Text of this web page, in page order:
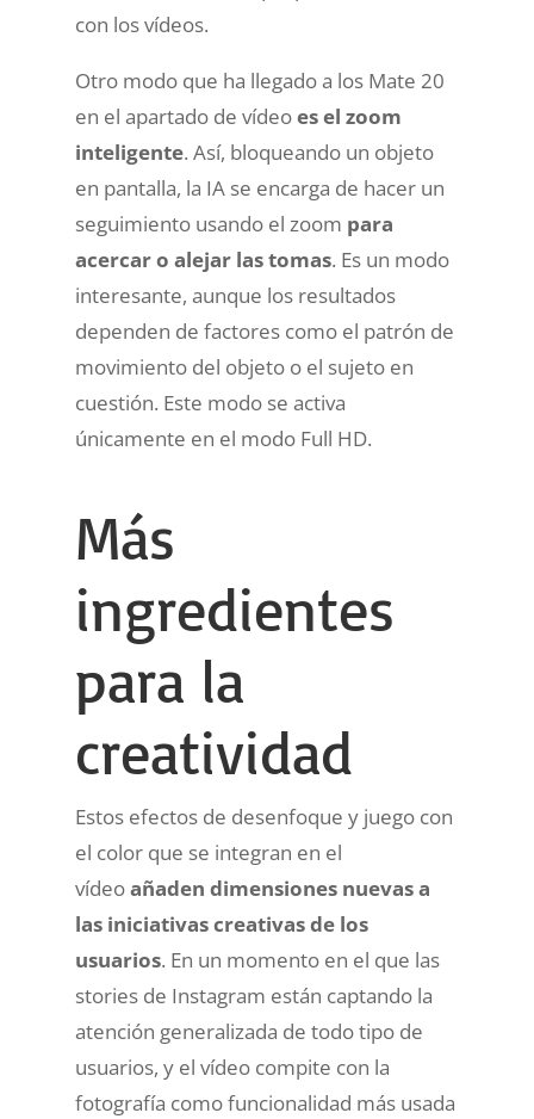
con los vídeos.
Otro modo que ha llegado a los Mate 20
en el apartado de vídeoes el zoom
inteligente. Así, bloqueando un objeto
en pantalla, la IA se encarga de hacer un
seguimiento usando el zoom para
acercar o alejar las tomas. Es un modo
interesante, aunque los resultados
dependen de factores como el patrón de
movimiento del objeto o el sujeto en
cuestión. Este modo se activa
únicamente en el modo Full HD.
Más
ingredientes
para la
creatividad
Estos efectos de desenfoque y juego con
el color que se integran en el
vídeoañaden dimensiones nuevas a
las iniciativas creativas de los
usuarios. En un momento en el que las
stories de Instagram están captando la
atención generalizada de todo tipo de
usuarios, y el vídeo compite con la
fotografía como funcionalidad más usada